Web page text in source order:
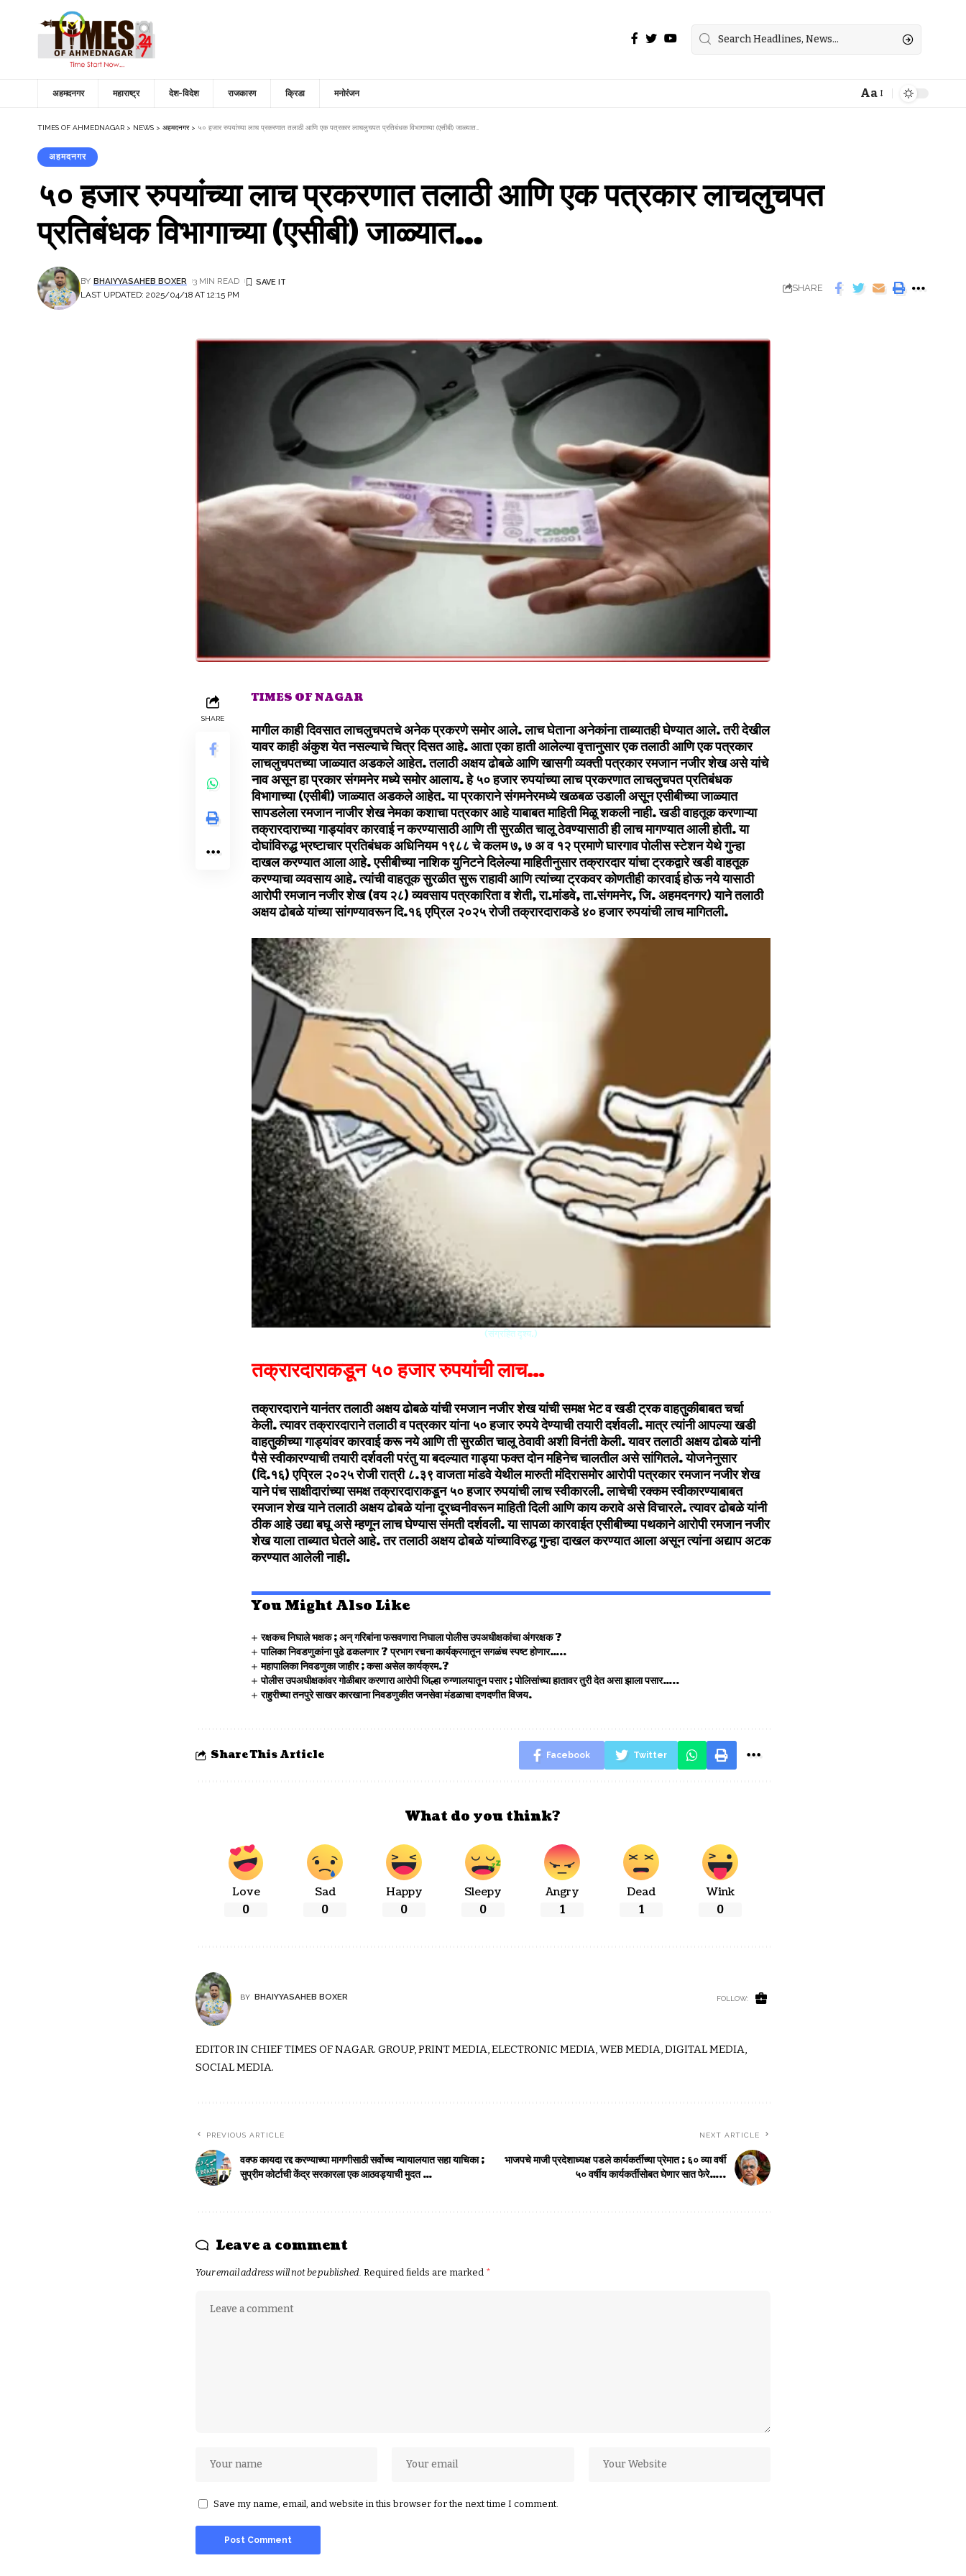
अहमदनगर महाराष्ट्र देश-विदेश राजकारण क्रिडा मनोरंजन Aa
TIMES OF AHMEDNAGAR > NEWS > अहमदनगर> ५० हजार रुपयांच्या लाच प्रकरणात तलाठी आणि एक पत्रकार लाचलुचपत प्रतिबंधक विभागाच्या (एसीबी) जाळ्यात…
अहमदनगर
५० हजार रुपयांच्या लाच प्रकरणात तलाठी आणि एक पत्रकार लाचलुचपत
प्रतिबंधक विभागाच्या (एसीबी) जाळ्यात…
LAST UPDATED: 2025/04/18 AT 12:15 PM
BY BHAIYYASAHEB BOXER 3 MIN READ
SHARE
SHARE
TIMES OF NAGAR
मागील काही दिवसात लाचलुचपतचे अनेक प्रकरणे समोर आले. लाच घेताना अनेकांना ताब्यातही घेण्यात आले. तरी देखील
यावर काही अंकुश येत नसल्याचे चित्र दिसत आहे. आता एका हाती आलेल्या वृत्तानुसार एक तलाठी आणि एक पत्रकार
लाचलुचपतच्या जाळ्यात अडकले आहेत. तलाठी अक्षय ढोबळे आणि खासगी व्यक्ती पत्रकार रमजान नजीर शेख असे यांचे
नाव असून हा प्रकार संगमनेर मध्ये समोर आलाय. हे ५० हजार रुपयांच्या लाच प्रकरणात लाचलुचपत प्रतिबंधक
विभागाच्या (एसीबी) जाळ्यात अडकले आहेत. या प्रकाराने संगमनेरमध्ये खळबळ उडाली असून एसीबीच्या जाळ्यात
सापडलेला रमजान नाजीर शेख नेमका कशाचा पत्रकार आहे याबाबत माहिती मिळू शकली नाही. खडी वाहतूक करणाऱ्या
तक्रारदाराच्या गाड्यांवर कारवाई न करण्यासाठी आणि ती सुरळीत चालू ठेवण्यासाठी ही लाच मागण्यात आली होती. या
दोघांविरुद्ध भ्रष्टाचार प्रतिबंधक अधिनियम १९८८ चे कलम ७, ७ अ व १२ प्रमाणे घारगाव पोलीस स्टेशन येथे गुन्हा
दाखल करण्यात आला आहे. एसीबीच्या नाशिक युनिटने दिलेल्या माहितीनुसार तक्रारदार यांचा ट्रकद्वारे खडी वाहतूक
करण्याचा व्यवसाय आहे. त्यांची वाहतूक सुरळीत सुरू राहावी आणि त्यांच्या ट्रकवर कोणतीही कारवाई होऊ नये यासाठी
आरोपी रमजान नजीर शेख (वय २८) व्यवसाय पत्रकारिता व शेती, रा.मांडवे, ता.संगमनेर, जि. अहमदनगर) याने तलाठी
अक्षय ढोबळे यांच्या सांगण्यावरून दि.१६ एप्रिल २०२५ रोजी तक्रारदाराकडे ४० हजार रुपयांची लाच मागितली.
(संग्रहित दृश्य.)
तक्रारदाराकडून ५० हजार रुपयांची लाच…
तक्रारदाराने यानंतर तलाठी अक्षय ढोबळे यांची रमजान नजीर शेख यांची समक्ष भेट व खडी ट्रक वाहतुकीबाबत चर्चा
केली. त्यावर तक्रारदाराने तलाठी व पत्रकार यांना ५० हजार रुपये देण्याची तयारी दर्शवली. मात्र त्यांनी आपल्या खडी
वाहतुकीच्या गाड्यांवर कारवाई करू नये आणि ती सुरळीत चालू ठेवावी अशी विनंती केली. यावर तलाठी अक्षय ढोबळे यांनी
पैसे स्वीकारण्याची तयारी दर्शवली परंतु या बदल्यात गाड्या फक्त दोन महिनेच चालतील असे सांगितले. योजनेनुसार
(दि.१६) एप्रिल २०२५ रोजी रात्री ८.३९ वाजता मांडवे येथील मारुती मंदिरासमोर आरोपी पत्रकार रमजान नजीर शेख
याने पंच साक्षीदारांच्या समक्ष तक्रारदाराकडून ५० हजार रुपयांची लाच स्वीकारली. लाचेची रक्कम स्वीकारण्याबाबत
रमजान शेख याने तलाठी अक्षय ढोबळे यांना दूरध्वनीवरून माहिती दिली आणि काय करावे असे विचारले. त्यावर ढोबळे यांनी
ठीक आहे उद्या बघू असे म्हणून लाच घेण्यास संमती दर्शवली. या सापळा कारवाईत एसीबीच्या पथकाने आरोपी रमजान नजीर
शेख याला ताब्यात घेतले आहे. तर तलाठी अक्षय ढोबळे यांच्याविरुद्ध गुन्हा दाखल करण्यात आला असून त्यांना अद्याप अटक
करण्यात आलेली नाही.
You Might Also Like
रक्षकच निघाले भक्षक ; अन् गरिबांना फसवणारा निघाला पोलीस उपअधीक्षकांचा अंगरक्षक ?
पालिका निवडणुकांना पुढे ढकलणार ? प्रभाग रचना कार्यक्रमातून सगळंच स्पष्ट होणार…..
महापालिका निवडणुका जाहीर ; कसा असेल कार्यक्रम.?
पोलीस उपअधीक्षकांवर गोळीबार करणारा आरोपी जिल्हा रुग्णालयातून पसार ; पोलिसांच्या हातावर तुरी देत असा झाला पसार…..
राहुरीच्या तनपुरे साखर कारखाना निवडणुकीत जनसेवा मंडळाचा दणदणीत विजय.
Share This Article Facebook Twitter
What do you think?
Love
0
Sad
0
Happy
0
Sleepy
0
Angry
1
Dead
1
Wink
0
BY BHAIYYASAHEB BOXER FOLLOW:
EDITOR IN CHIEF TIMES OF NAGAR. GROUP, PRINT MEDIA, ELECTRONIC MEDIA, WEB MEDIA, DIGITAL MEDIA,
SOCIAL MEDIA.
PREVIOUS ARTICLE
वक्फ कायदा रद्द करण्याच्या मागणीसाठी सर्वोच्च न्यायालयात सहा याचिका ;
सुप्रीम कोर्टाची केंद्र सरकारला एक आठवड्याची मुदत …
NEXT ARTICLE
भाजपचे माजी प्रदेशाध्यक्ष पडले कार्यकर्तीच्या प्रेमात ; ६० व्या वर्षी
५० वर्षीय कार्यकर्तीसोबत घेणार सात फेरे…..
Leave a comment
Your email address will not be published. Required fields are marked *
Save my name, email, and website in this browser for the next time I comment.